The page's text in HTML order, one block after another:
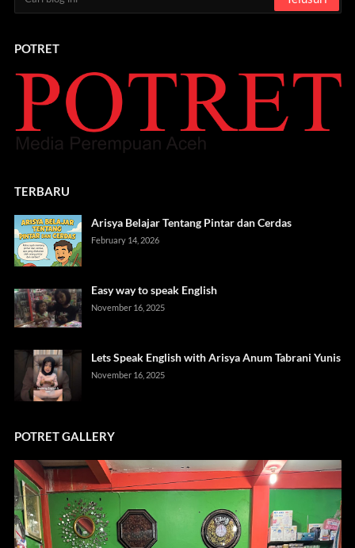
POTRET
TERBARU
Arisya Belajar Tentang Pintar dan Cerdas
February 14, 2026
Easy way to speak English
November 16, 2025
Lets Speak English with Arisya Anum Tabrani Yunis
November 16, 2025
POTRET GALLERY